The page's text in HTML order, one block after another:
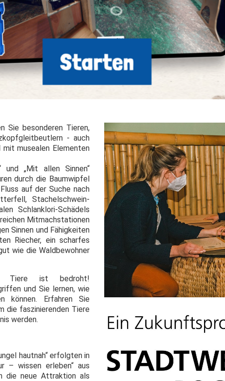
Sie besonderen Tieren,
- auch
mit musealen Elementen
und „Mit allen Sinnen“
durch die Baumwipfel
auf der Suche nach
Stachelschwein-
Schlanklori-Schädels
Mitmachstationen
Sinnen und Fähigkeiten
Riecher, ein scharfes
wie die Waldbewohner
Tiere ist bedroht!
und Sie lernen, wie
können. Erfahren Sie
die faszinierenden Tiere
werden.
hautnah“ erfolgten in
– wissen erleben“ aus
die neue Attraktion als